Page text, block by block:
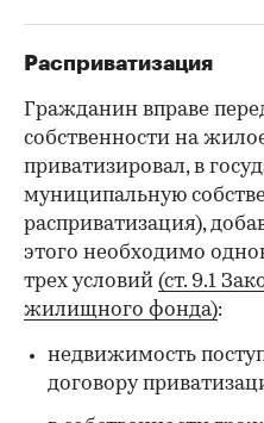
Расприватизация
Гражданин вправе
собственности на
приватизировал, в
муниципальную
расприватизация),
этого необходимо
трех условий (ст. 9.1
жилищного фонда):
недвижимость
договору